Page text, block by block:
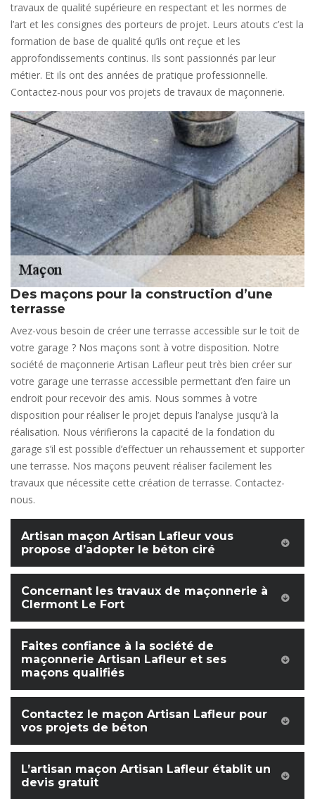
travaux de qualité supérieure en respectant et les normes de
l’art et les consignes des porteurs de projet. Leurs atouts c’est la
formation de base de qualité qu’ils ont reçue et les
approfondissements continus. Ils sont passionnés par leur
métier. Et ils ont des années de pratique professionnelle.
Contactez-nous pour vos projets de travaux de maçonnerie.
Des maçons pour la construction d’une
terrasse
Avez-vous besoin de créer une terrasse accessible sur le toit de
votre garage ? Nos maçons sont à votre disposition. Notre
société de maçonnerie Artisan Lafleur peut très bien créer sur
votre garage une terrasse accessible permettant d’en faire un
endroit pour recevoir des amis. Nous sommes à votre
disposition pour réaliser le projet depuis l’analyse jusqu’à la
réalisation. Nous vérifierons la capacité de la fondation du
garage s’il est possible d’effectuer un rehaussement et supporter
une terrasse. Nos maçons peuvent réaliser facilement les
travaux que nécessite cette création de terrasse. Contactez-
nous.
Artisan maçon Artisan Lafleur vous
propose d’adopter le béton ciré
Concernant les travaux de maçonnerie à
Clermont Le Fort
Faites confiance à la société de
maçonnerie Artisan Lafleur et ses
maçons qualifiés
Contactez le maçon Artisan Lafleur pour
vos projets de béton
L’artisan maçon Artisan Lafleur établit un
devis gratuit